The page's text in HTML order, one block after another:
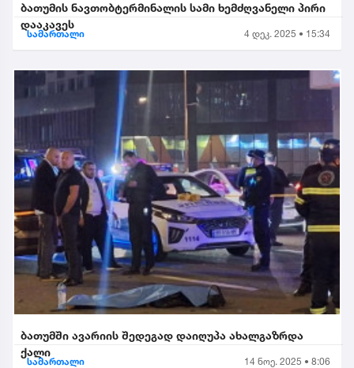
ბათუმის ნავთობტერმინალის სამი ხემძღვანელი პირი
დააკავეს
სამართალი 4 დეკ. 2025 • 15:34
ბათუმში ავარიის შედეგად დაიღუპა ახალგაზრდა
ქალი
სამართალი 14 ნოე. 2025 • 8:06